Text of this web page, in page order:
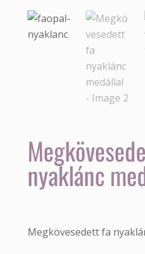
nyaklánc
Megkövesedett fa